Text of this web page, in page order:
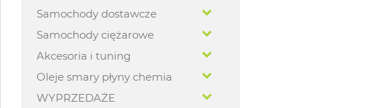
Samochody dostawcze
Samochody ciężarowe
Akcesoria i tuning
Oleje smary płyny chemia
WYPRZEDAŻE